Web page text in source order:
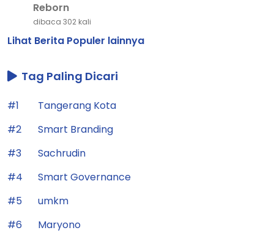
Reborn
dibaca 302 kali
Lihat Berita Populer lainnya
Tag Paling Dicari
#1
Tangerang Kota
#2
Smart Branding
#3
Sachrudin
#4
Smart Governance
#5
umkm
#6
Maryono